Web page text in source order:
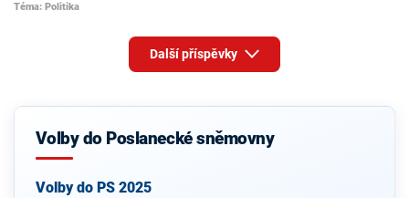
Téma: Politika
Další příspěvky
Volby do Poslanecké sněmovny
Volby do PS 2025